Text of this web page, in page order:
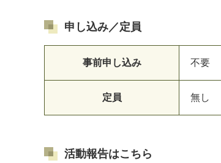
申し込み／定員
事前申し込み 不要
定員 無し
活動報告はこちら